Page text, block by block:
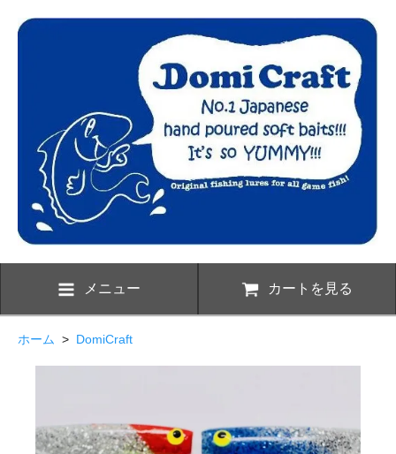
メニュー カートを見る
ホーム > DomiCraft